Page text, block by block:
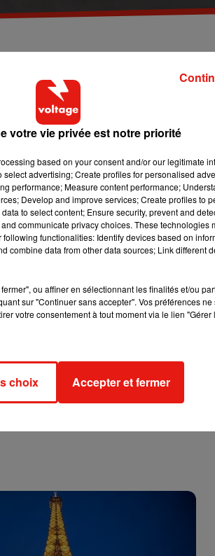
aux Parisiens, annonce
de la capitale devront
pour trouver des masques. Depuis le
de mettre la main dessus tant la demande
ce jeudi 7 mai, des masques en tissu
de la Mairie de Paris, a annoncé ce mardi
Toutes ne seront pas
votre vie privée est notre priorité
based on your consent and/or our legitimate
advertising; Create profiles for personalised
performance; Measure content performance;
Develop and improve services; Create profiles to
to select content; Ensure security, prevent and
communicate privacy choices. These technologies
functionalities: Identify devices based on
combine data from other data sources; Link different
ou affiner en sélectionnant les finalités et/ou
sur "Continuer sans accepter". Vos préférences
votre consentement à tout moment via le lien
choix Accepter et fermer